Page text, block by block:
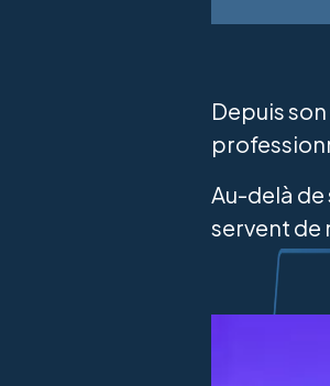
Depuis
Au-delà
servent de